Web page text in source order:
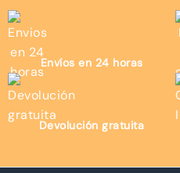
Envíos en 24 horas
Devolución gratuita